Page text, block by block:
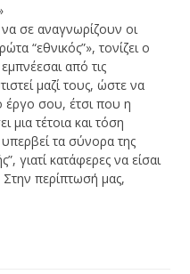
να σε αναγνωρίζουν οι
“εθνικός”», τονίζει ο
από τις
μαζί τους, ώστε να
έργο σου, έτσι που η
τέτοια και τόση
τα σύνορα της
γιατί κατάφερες να είσαι
Στην περίπτωσή μας,